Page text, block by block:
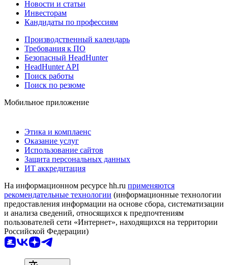
Новости и статьи
Инвесторам
Кандидаты по профессиям
Производственный календарь
Требования к ПО
Безопасный HeadHunter
HeadHunter API
Поиск работы
Поиск по резюме
Мобильное приложение
Этика и комплаенс
Оказание услуг
Использование сайтов
Защита персональных данных
ИТ аккредитация
На информационном ресурсе hh.ru применяются
рекомендательные технологии (информационные технологии
предоставления информации на основе сбора, систематизации
и анализа сведений, относящихся к предпочтениям
пользователей сети «Интернет», находящихся на территории
Российской Федерации)